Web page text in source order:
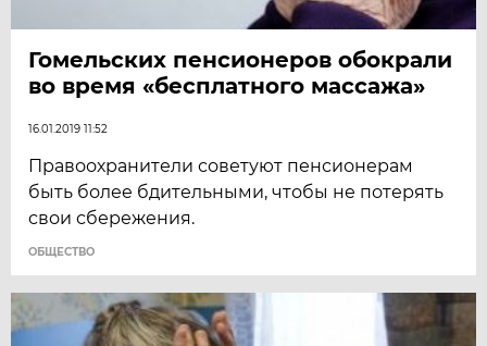
Гомельских пенсионеров обокрали
во время «бесплатного массажа»
16.01.2019 11:52
Правоохранители советуют пенсионерам
быть более бдительными, чтобы не потерять
свои сбережения.
ОБЩЕСТВО